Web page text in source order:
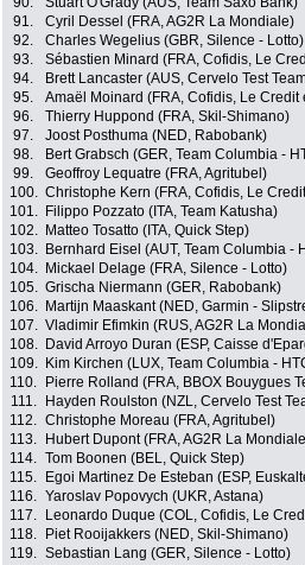
91.
Cyril Dessel (FRA, AG2R La Mondiale)
92.
Charles Wegelius (GBR, Silence - Lotto)
93.
Sébastien Minard (FRA, Cofidis, Le
94.
Brett Lancaster (AUS, Cervelo Test
95.
Amaël Moinard (FRA, Cofidis, Le Credit
96.
Thierry Huppond (FRA, Skil-Shimano)
97.
Joost Posthuma (NED, Rabobank)
98.
Bert Grabsch (GER, Team Columbia -
99.
Geoffroy Lequatre (FRA, Agritubel)
100. Christophe Kern (FRA, Cofidis, Le
101.
Filippo Pozzato (ITA, Team Katusha)
102.
Matteo Tosatto (ITA, Quick Step)
103.
Bernhard Eisel (AUT, Team Columbia -
104.
Mickael Delage (FRA, Silence - Lotto)
105. Grischa Niermann (GER, Rabobank)
106.
Martijn Maaskant (NED, Garmin -
107. Vladimir Efimkin (RUS, AG2R La
108.
David Arroyo Duran (ESP, Caisse
109.
Kim Kirchen (LUX, Team Columbia -
110.
Pierre Rolland (FRA, BBOX Bouygues
111.
Hayden Roulston (NZL, Cervelo Test
112. Christophe Moreau (FRA, Agritubel)
113.
Hubert Dupont (FRA, AG2R La
114. Tom Boonen (BEL, Quick Step)
115.
Egoi Martinez De Esteban (ESP,
116. Yaroslav Popovych (UKR, Astana)
117.
Leonardo Duque (COL, Cofidis, Le
118.
Piet Rooijakkers (NED, Skil-Shimano)
119. Sebastian Lang (GER, Silence - Lotto)